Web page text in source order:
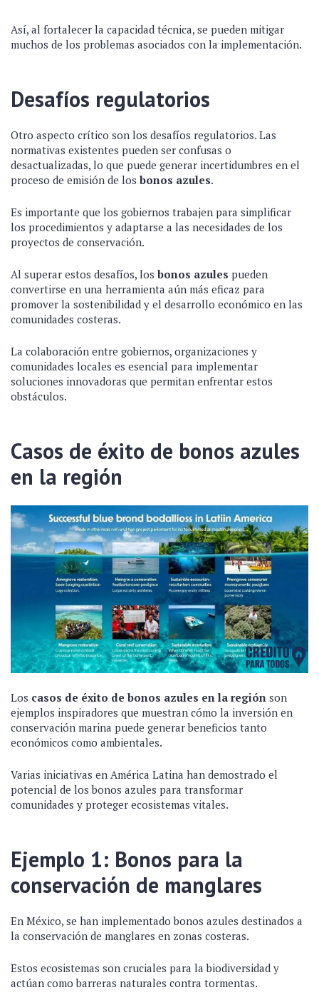
Así, al fortalecer la capacidad técnica, se pueden mitigar
muchos de los problemas asociados con la implementación.
Desafíos regulatorios
Otro aspecto crítico son los desafíos regulatorios. Las
normativas existentes pueden ser confusas o
desactualizadas, lo que puede generar incertidumbres en el
proceso de emisión de los bonos azules.
Es importante que los gobiernos trabajen para simplificar
los procedimientos y adaptarse a las necesidades de los
proyectos de conservación.
Al superar estos desafíos, los bonos azules pueden
convertirse en una herramienta aún más eficaz para
promover la sostenibilidad y el desarrollo económico en las
comunidades costeras.
La colaboración entre gobiernos, organizaciones y
comunidades locales es esencial para implementar
soluciones innovadoras que permitan enfrentar estos
obstáculos.
Casos de éxito de bonos azules
en la región
Los casos de éxito de bonos azules en la región son
ejemplos inspiradores que muestran cómo la inversión en
conservación marina puede generar beneficios tanto
económicos como ambientales.
Varias iniciativas en América Latina han demostrado el
potencial de los bonos azules para transformar
comunidades y proteger ecosistemas vitales.
Ejemplo 1: Bonos para la
conservación de manglares
En México, se han implementado bonos azules destinados a
la conservación de manglares en zonas costeras.
Estos ecosistemas son cruciales para la biodiversidad y
actúan como barreras naturales contra tormentas.